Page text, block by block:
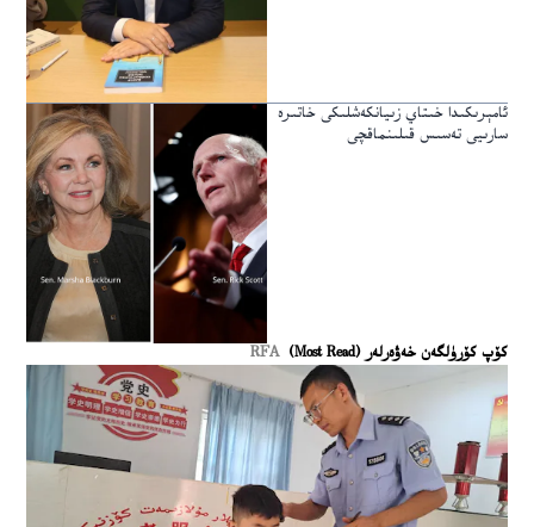
ئامېرىكىدا خىتاي زىيانكەشلىكى خاتىرە
سارىيى تەسىس قىلىنماقچى
كۆپ كۆرۈلگەن خەۋەرلەر (Most Read) RFA